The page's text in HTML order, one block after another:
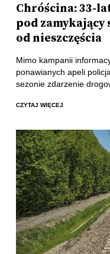
Chróścina: 33-
pod zamykający
od nieszczęścia
Mimo kampanii
ponawianych apeli
sezonie zdarzenie
CZYTAJ WIĘCEJ